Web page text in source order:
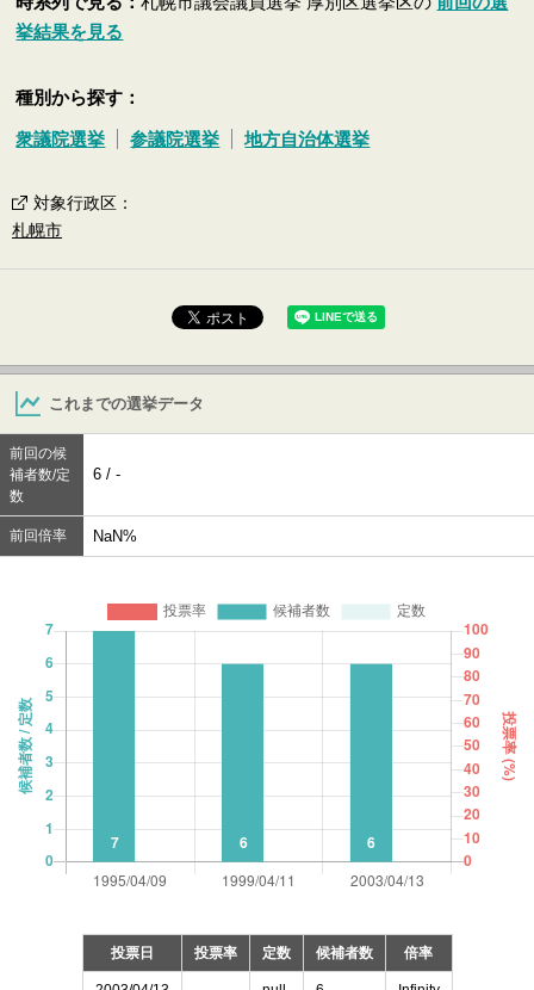
挙結果を見る
種別から探す：
衆議院選挙 参議院選挙 地方自治体選挙
対象行政区 ：
札幌市
これまでの選挙データ
前回の候
補者数/定
数
6 / -
前回倍率 NaN%
投票日 投票率 定数 候補者数 倍率